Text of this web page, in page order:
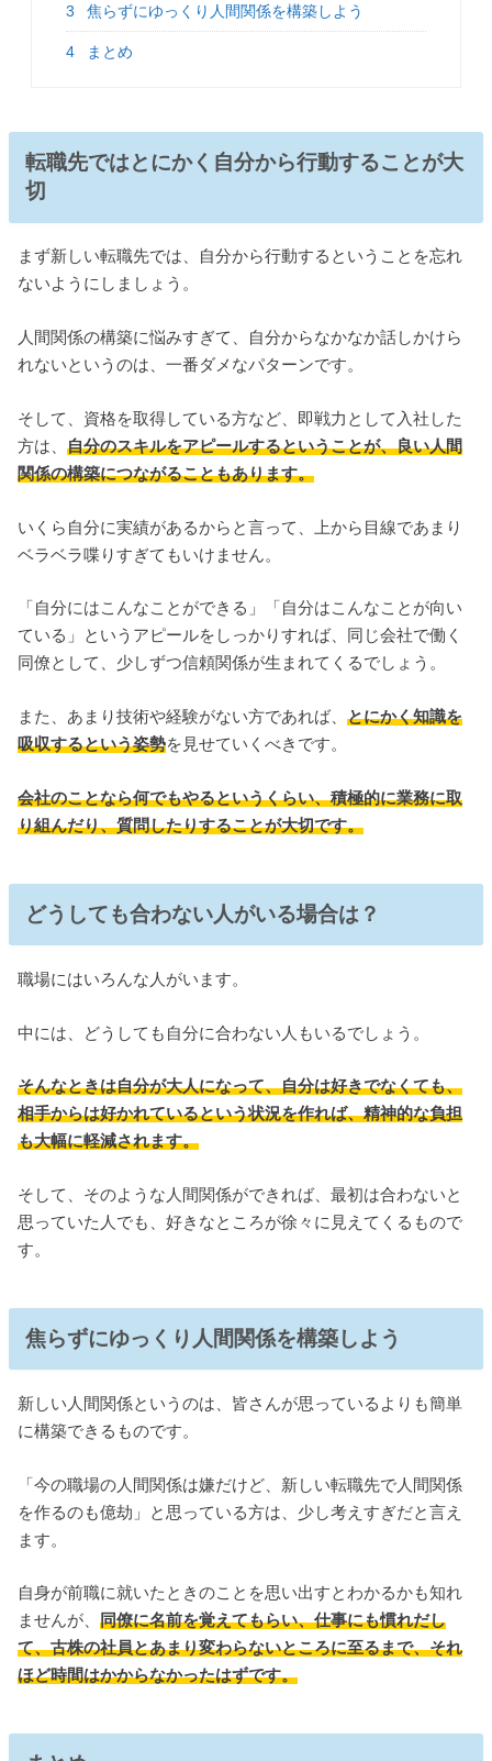
3 焦らずにゆっくり人間関係を構築しよう
4 まとめ
転職先ではとにかく自分から行動することが大
切
まず新しい転職先では、自分から行動するということを忘れ
ないようにしましょう。
人間関係の構築に悩みすぎて、自分からなかなか話しかけら
れないというのは、一番ダメなパターンです。
そして、資格を取得している方など、即戦力として入社した
方は、自分のスキルをアピールするということが、良い人間
関係の構築につながることもあります。
いくら自分に実績があるからと言って、上から目線であまり
ベラベラ喋りすぎてもいけません。
「自分にはこんなことができる」「自分はこんなことが向い
ている」というアピールをしっかりすれば、同じ会社で働く
同僚として、少しずつ信頼関係が生まれてくるでしょう。
また、あまり技術や経験がない方であれば、とにかく知識を
吸収するという姿勢を見せていくべきです。
会社のことなら何でもやるというくらい、積極的に業務に取
り組んだり、質問したりすることが大切です。
どうしても合わない人がいる場合は？
職場にはいろんな人がいます。
中には、どうしても自分に合わない人もいるでしょう。
そんなときは自分が大人になって、自分は好きでなくても、
相手からは好かれているという状況を作れば、精神的な負担
も大幅に軽減されます。
そして、そのような人間関係ができれば、最初は合わないと
思っていた人でも、好きなところが徐々に見えてくるもので
す。
焦らずにゆっくり人間関係を構築しよう
新しい人間関係というのは、皆さんが思っているよりも簡単
に構築できるものです。
「今の職場の人間関係は嫌だけど、新しい転職先で人間関係
を作るのも億劫」と思っている方は、少し考えすぎだと言え
ます。
自身が前職に就いたときのことを思い出すとわかるかも知れ
ませんが、同僚に名前を覚えてもらい、仕事にも慣れだし
て、古株の社員とあまり変わらないところに至るまで、それ
ほど時間はかからなかったはずです。